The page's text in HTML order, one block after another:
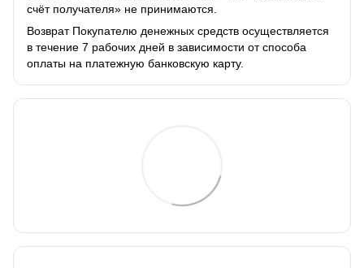
счёт получателя» не принимаются.
Возврат Покупателю денежных средств осуществляется
в течение 7 рабочих дней в зависимости от способа
оплаты на платежную банковскую карту.